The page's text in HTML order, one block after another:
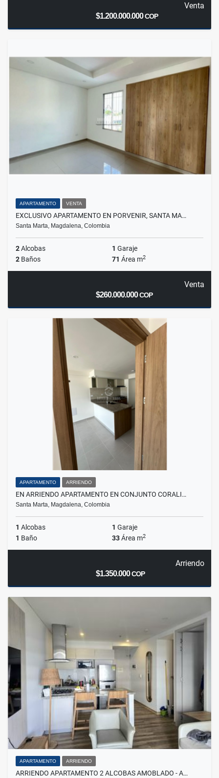
Venta
$1.200.000.000COP
APARTAMENTO VENTA
EXCLUSIVO APARTAMENTO EN PORVENIR, SANTA MA…
Santa Marta, Magdalena, Colombia
2Alcobas 1 Garaje
2 Baños 71 Área m2
Venta
$260.000.000COP
APARTAMENTO ARRIENDO
EN ARRIENDO APARTAMENTO EN CONJUNTO CORALI…
Santa Marta, Magdalena, Colombia
1 Alcobas 1 Garaje
1 Baño 33Área m2
Arriendo
$1.350.000COP
APARTAMENTO ARRIENDO
ARRIENDO APARTAMENTO 2 ALCOBAS AMOBLADO - A…